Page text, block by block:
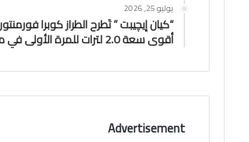
يوليو 25, 2026
أقوى سعة 2.0 لترات للمرة الأولى في مصر
Advertisement